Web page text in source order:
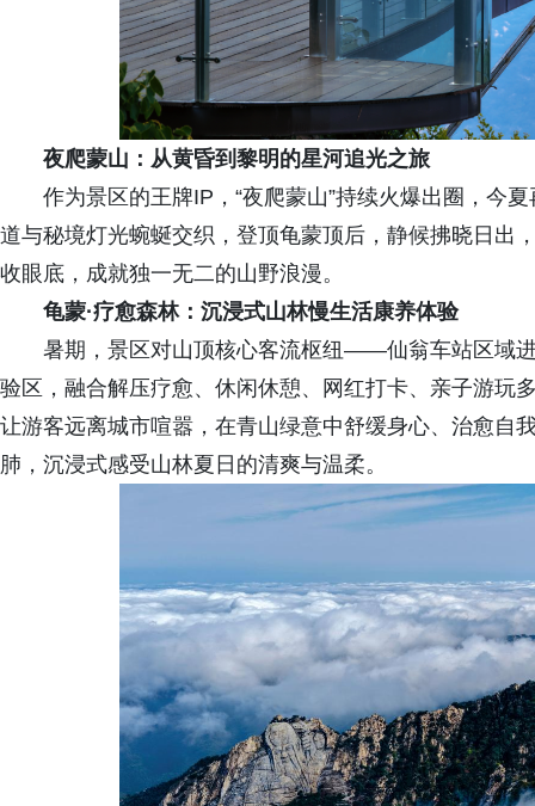
夜爬蒙山：从黄昏到黎明的星河追光之旅
作为景区的王牌IP，“夜爬蒙山”持续火爆出圈，今
道与秘境灯光蜿蜒交织，登顶龟蒙顶后，静候拂晓日出
收眼底，成就独一无二的山野浪漫。
龟蒙·疗愈森林：沉浸式山林慢生活康养体验
暑期，景区对山顶核心客流枢纽——仙翁车站区域
验区，融合解压疗愈、休闲休憩、网红打卡、亲子游玩
让游客远离城市喧嚣，在青山绿意中舒缓身心、治愈自
肺，沉浸式感受山林夏日的清爽与温柔。